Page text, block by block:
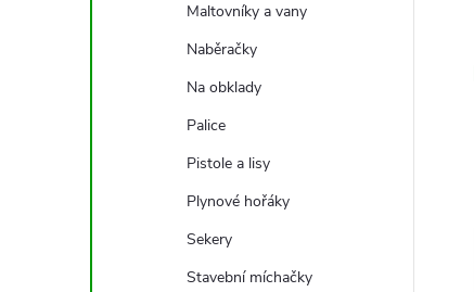
Maltovníky a vany
Naběračky
Na obklady
Palice
Pistole a lisy
Plynové hořáky
Sekery
Stavební míchačky